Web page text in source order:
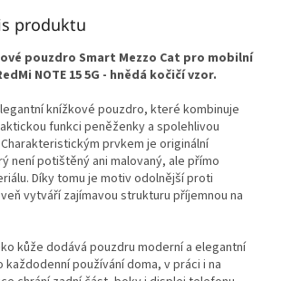
produktu
pouzdro Smart Mezzo Cat pro mobilní
NOTE 15 5G - hnědá kočičí vzor.
knížkové pouzdro, které kombinuje
funkci peněženky a spolehlivou
prvkem je originální
není potištěný ani malovaný, ale přímo
Díky tomu je motiv odolnější proti
vytváří zajímavou strukturu příjemnou na
kůže dodává pouzdru moderní a elegantní
používání doma, v práci i na